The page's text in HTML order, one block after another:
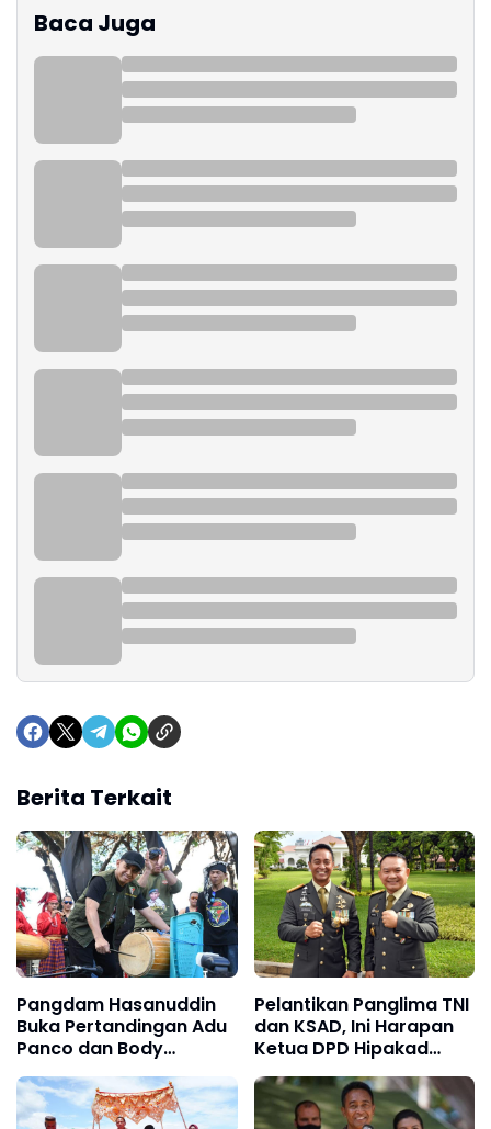
Baca Juga
Berita Terkait
Pangdam Hasanuddin
Buka Pertandingan Adu
Panco dan Body
Contest PANGLIMA TA'
CUP 2022
Pelantikan Panglima TNI
dan KSAD, Ini Harapan
Ketua DPD Hipakad
Sulsel